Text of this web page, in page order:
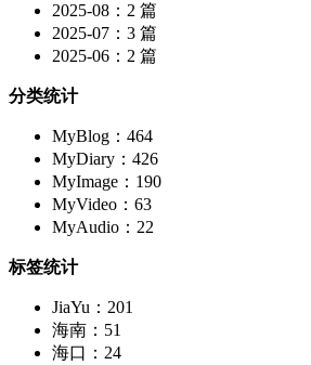
2025-08：2 篇
2025-07：3 篇
2025-06：2 篇
分类统计
MyBlog：464
MyDiary：426
MyImage：190
MyVideo：63
MyAudio：22
标签统计
JiaYu：201
海南：51
海口：24